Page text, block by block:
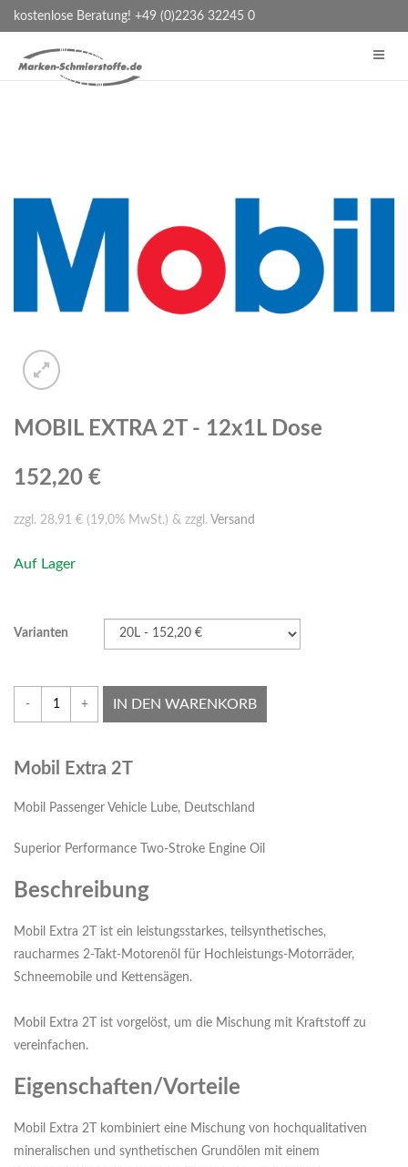
kostenlose Beratung! +49 (0)2236 32245 0
MOBIL EXTRA 2T - 12x1L Dose
152,20 €
zzgl. 28,91 € (19,0% MwSt.) & zzgl. Versand
Auf Lager
Varianten
- + IN DEN WARENKORB
Mobil Extra 2T
Mobil Passenger Vehicle Lube, Deutschland
Superior Performance Two-Stroke Engine Oil
Beschreibung
Mobil Extra 2T ist ein leistungsstarkes, teilsynthetisches,
raucharmes 2-Takt-Motorenöl für Hochleistungs-Motorräder,
Schneemobile und Kettensägen.
Mobil Extra 2T ist vorgelöst, um die Mischung mit Kraftstoff zu
vereinfachen.
Eigenschaften/Vorteile
Mobil Extra 2T kombiniert eine Mischung von hochqualitativen
mineralischen und synthetischen Grundölen mit einem